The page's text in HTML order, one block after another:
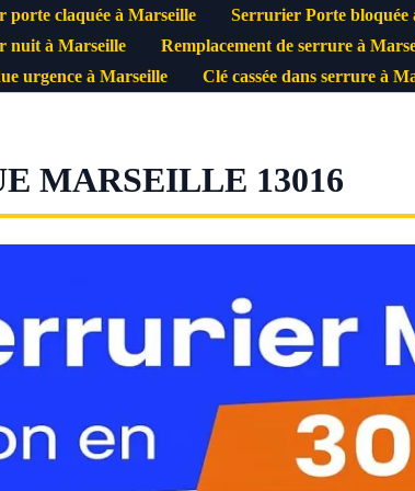
porte claquée à Marseille Serrurier Porte bloquée
nuit à Marseille
Remplacement de serrure à
urgence à Marseille
Clé cassée dans serrure à
MARSEILLE 13016